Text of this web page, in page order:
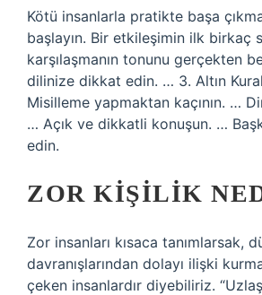
Kötü insanlarla pratikte başa
başlayın. Bir etkileşimin ilk birkaç
karşılaşmanın tonunu gerçekten
dilinize dikkat edin. … 3. Altın
Misilleme yapmaktan kaçının. …
… Açık ve dikkatli konuşun. …
edin.
ZOR KIŞILIK
Zor insanları kısaca tanımlarsak,
davranışlarından dolayı ilişki
çeken insanlardır diyebiliriz.